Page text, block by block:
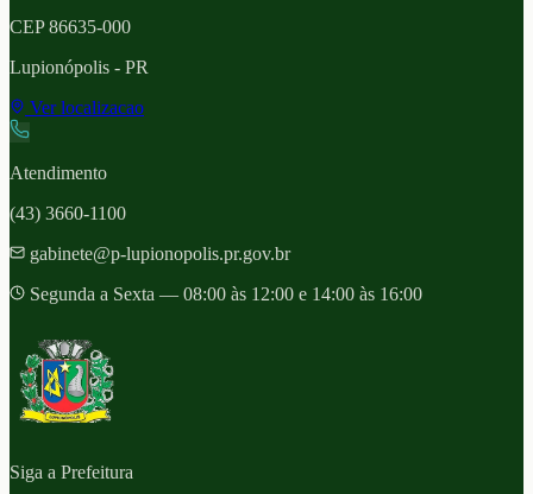
CEP86635-000
Lupionópolis - PR
Ver localizacao
Atendimento
(43) 3660-1100
gabinete@p-lupionopolis.pr.gov.br
Segunda a Sexta — 08:00 às 12:00 e 14:00 às 16:00
Siga a Prefeitura